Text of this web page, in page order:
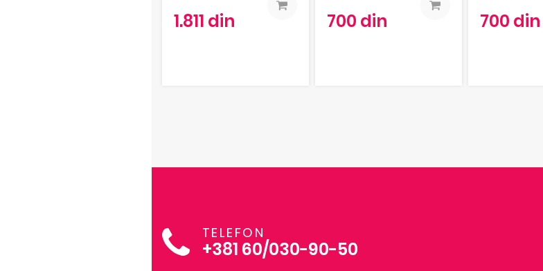
1.811 din 700 din 700 din
TELEFON
+381 60/030-90-50